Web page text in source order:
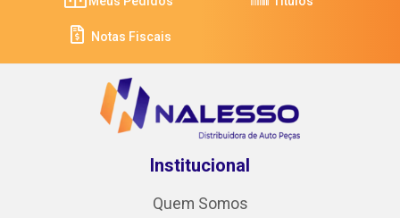
Notas Fiscais
Institucional
Quem Somos